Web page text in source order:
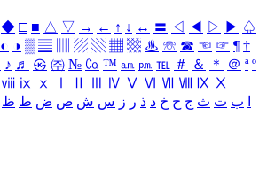
◆ □ ■ △ ▽ → ← ↑ ↓ ↔ 〓 ◁ ◀ ▷ ▶ ♤
◐ ◑ ▒ ▤ ▨ ▧ ▦ ▩ ♨ ☏ ☎ ☜ ☞ ¶ †
♪ ♬ ㉿ ㈜ № ㏇ ™ ㏂ ㏘ ℡ ＃ ＆ ＊ ＠ ª º
ⅷ ⅸ ⅹ Ⅳ Ⅴ Ⅵ Ⅶ Ⅷ Ⅸ Ⅹ
ب ت ث ج ح خ د ذ ر ز س ش ص ض ط ظ